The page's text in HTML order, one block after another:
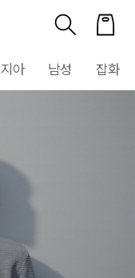
아 남성 잡화